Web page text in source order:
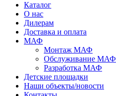
Каталог
О нас
Дилерам
Доставка и оплата
МАФ
Монтаж МАФ
Обслуживание МАФ
Разработка МАФ
Детские площадки
Наши объекты/новости